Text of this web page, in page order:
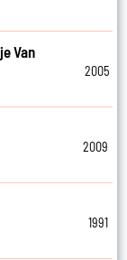
Van
2005
2009
1991